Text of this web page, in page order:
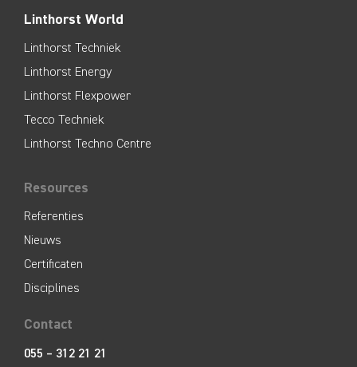
Linthorst World
Linthorst Techniek
Linthorst Energy
Linthorst Flexpower
Tecco Techniek
Linthorst Techno Centre
Resources
Referenties
Nieuws
Certificaten
Disciplines
Contact
055 – 312 21 21